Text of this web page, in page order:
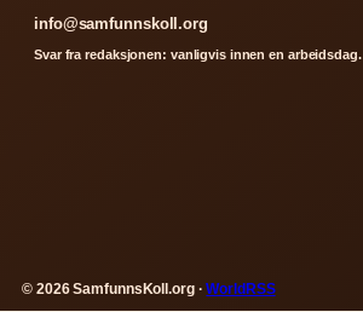
info@samfunnskoll.org
Svar fra redaksjonen: vanligvis innen en arbeidsdag.
© 2026 SamfunnsKoll.org ·WorldRSS